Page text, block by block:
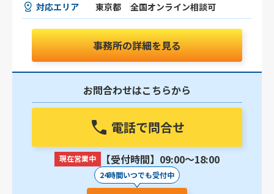
対応エリア 東京都 全国オンライン相談可
事務所の詳細を見る
お問合わせはこちらから
電話で問合せ
現在営業中 【受付時間】09:00〜18:00
24時間いつでも受付中